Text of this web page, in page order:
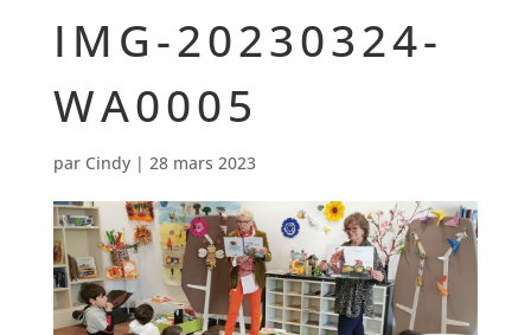
IMG-20230324-
WA0005
par Cindy| 28 mars 2023